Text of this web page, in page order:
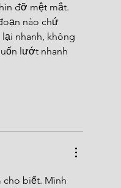
đỡ mệt mắt.
nào chứ
nhanh, không
lướt nhanh
cho biết. Mình